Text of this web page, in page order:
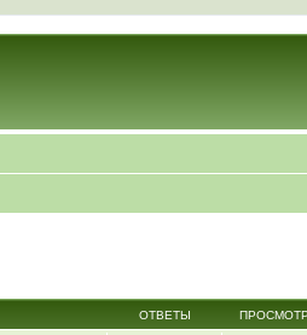
ОТВЕТЫ